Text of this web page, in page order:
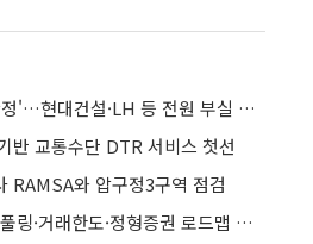
오산 옹벽 붕괴 '인재 확정'…현대건설·LH 등 전원 부실 책임
반 교통수단 DTR 서비스 첫선
RAMSA와 압구정3구역 점검
STO 하위법규 예상안, 풀링·거래한도·정형증권 로드맵 제시